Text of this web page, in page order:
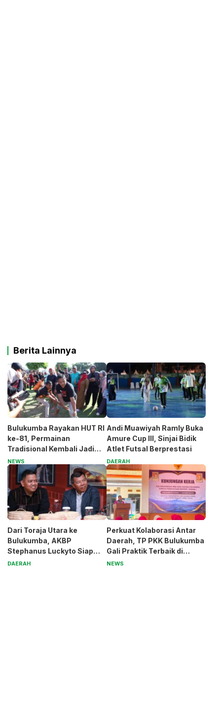
Berita Lainnya
Bulukumba Rayakan HUT RI
ke-81, Permainan
Tradisional Kembali Jadi
Magnet
NEWS
Andi Muawiyah Ramly Buka
Amure Cup III, Sinjai Bidik
Atlet Futsal Berprestasi
DAERAH
Dari Toraja Utara ke
Bulukumba, AKBP
Stephanus Luckyto Siap
Jaga Kamtibmas
DAERAH
Perkuat Kolaborasi Antar
Daerah, TP PKK Bulukumba
Gali Praktik Terbaik di
Kabupaten Malang
NEWS